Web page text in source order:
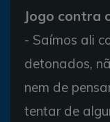
Jogo contra
- Saímos ali
detonados,
nem de
tentar de